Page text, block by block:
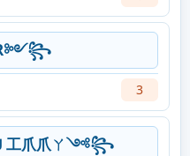
3
工爪爪ㄚ༺꧂